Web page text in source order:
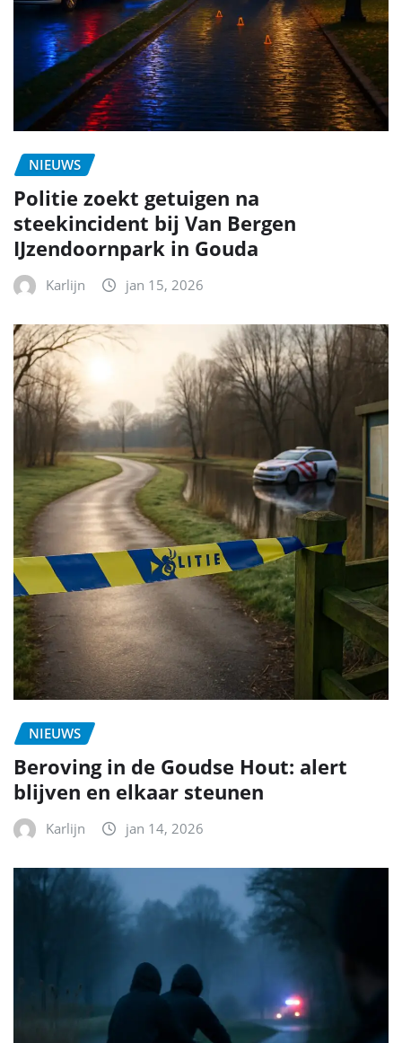
NIEUWS
Politie zoekt getuigen na
steekincident bij Van Bergen
IJzendoornpark in Gouda
Karlijn jan 15, 2026
NIEUWS
Beroving in de Goudse Hout: alert
blijven en elkaar steunen
Karlijn jan 14, 2026